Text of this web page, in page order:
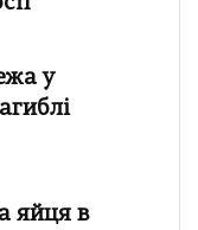
у
яйця в